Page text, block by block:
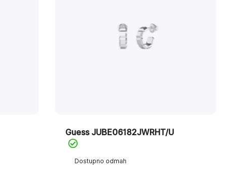
Dostupno odmah
Guess JUBE06182JWRHT/U